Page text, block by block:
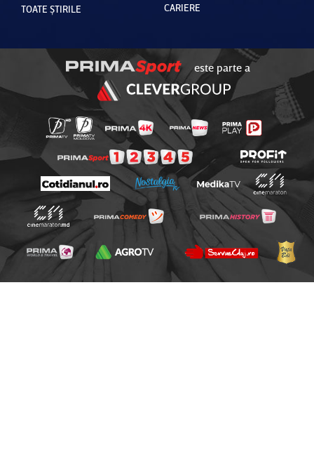
TOATE ȘTIRILE CARIERE
este parte a